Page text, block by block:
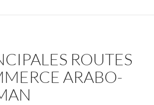
ROUTES
ARABO-